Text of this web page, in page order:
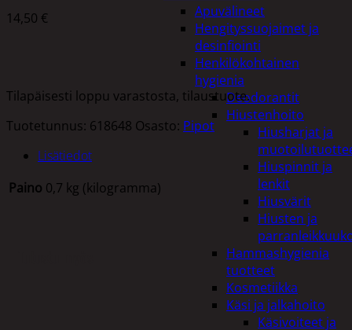
Apuvälineet
Hengityssuojaimet ja
desinfiointi
Henkilökohtainen
hygienia
Deodorantit
Hiustenhoito
Hiusharjat ja
Hiuspinnit ja
lenkit
Hiusvärit
Hiusten ja
Hammashygienia
tuotteet
Kosmetiikka
Käsi ja jalkahoito
Käsivoiteet ja
14,50 €
Tilapäisesti loppu varastosta, tilaustuote.
Tuotetunnus: 618648 Osasto: Pipot
Lisätiedot
Paino 0,7 kg (kilogramma)